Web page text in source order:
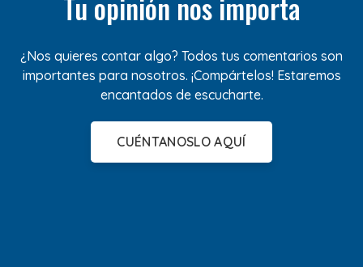
Tu opinión nos importa
¿Nos quieres contar algo? Todos tus comentarios son
importantes para nosotros. ¡Compártelos! Estaremos
encantados de escucharte.
CUÉNTANOSLO AQUÍ